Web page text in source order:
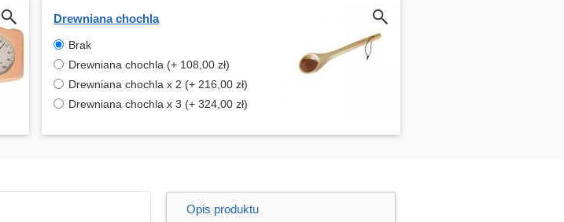
Drewniana chochla
Brak
Drewniana chochla (+ 108,00 zł)
Drewniana chochla x 2 (+ 216,00 zł)
Drewniana chochla x 3 (+ 324,00 zł)
Opis produktu